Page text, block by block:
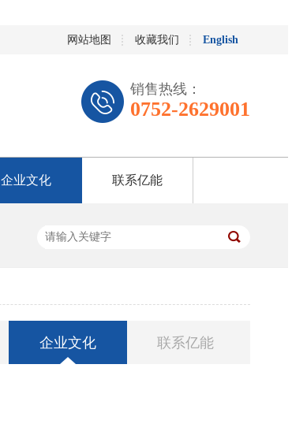
网站地图 收藏我们 English
销售热线：
0752-2629001
企业文化 联系亿能
企业文化 联系亿能